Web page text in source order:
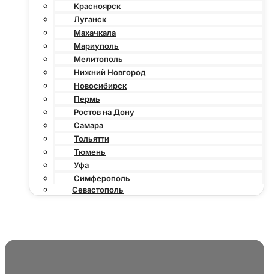
Красноярск
Луганск
Махачкала
Мариуполь
Мелитополь
Нижний Новгород
Новосибирск
Пермь
Ростов на Дону
Самара
Тольятти
Тюмень
Уфа
Симферополь
Севастополь